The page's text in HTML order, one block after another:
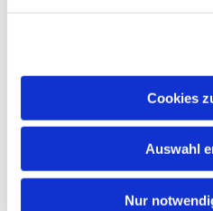
Cookies
Auswahl
Nur
Dies